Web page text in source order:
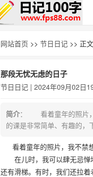
网站首页 >> 节日日记 >> 正文
那段无忧无虑的日子
节日日记 | 2024年09月02日
简介： 看着童年的照片
的课是非常简单、有趣的，
看着童年的照片，我不禁
在儿时，我可以肆无忌惮
还有滑梯。有时，我们还拉